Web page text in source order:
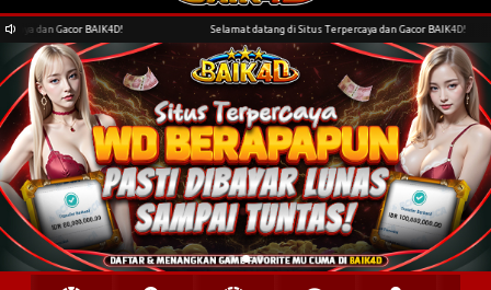
Selamat datang di Situs Terpercaya dan Gacor BAIK4D!